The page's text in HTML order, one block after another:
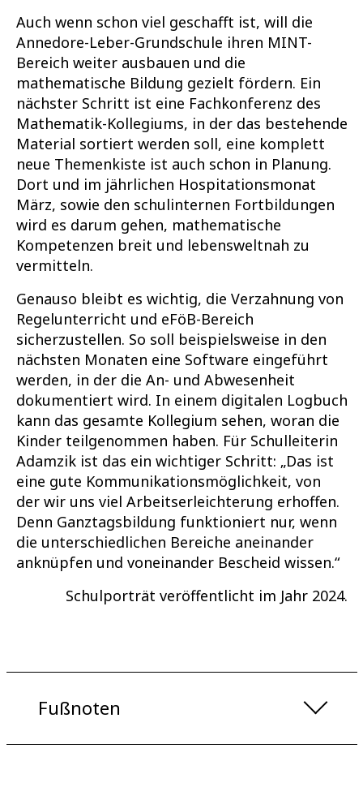
Auch wenn schon viel geschafft ist, will die
Annedore-Leber-Grundschule ihren MINT-
Bereich weiter ausbauen und die
mathematische Bildung gezielt fördern. Ein
nächster Schritt ist eine Fachkonferenz des
Mathematik-Kollegiums, in der das bestehende
Material sortiert werden soll, eine komplett
neue Themenkiste ist auch schon in Planung.
Dort und im jährlichen Hospitationsmonat
März, sowie den schulinternen Fortbildungen
wird es darum gehen, mathematische
Kompetenzen breit und lebensweltnah zu
vermitteln.
Genauso bleibt es wichtig, die Verzahnung von
Regelunterricht und eFöB-Bereich
sicherzustellen. So soll beispielsweise in den
nächsten Monaten eine Software eingeführt
werden, in der die An- und Abwesenheit
dokumentiert wird. In einem digitalen Logbuch
kann das gesamte Kollegium sehen, woran die
Kinder teilgenommen haben. Für Schulleiterin
Adamzik ist das ein wichtiger Schritt: „Das ist
eine gute Kommunikationsmöglichkeit, von
der wir uns viel Arbeitserleichterung erhoffen.
Denn Ganztagsbildung funktioniert nur, wenn
die unterschiedlichen Bereiche aneinander
anknüpfen und voneinander Bescheid wissen.“
Schulporträt veröffentlicht im Jahr 2024.
Fußnoten